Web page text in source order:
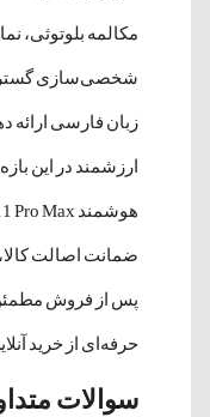
شخصی‌سازی
ارزشمند در این
ضمانت اصالت
پس از فروش مطمئن
حرفه‌ای از خرید
سوالات